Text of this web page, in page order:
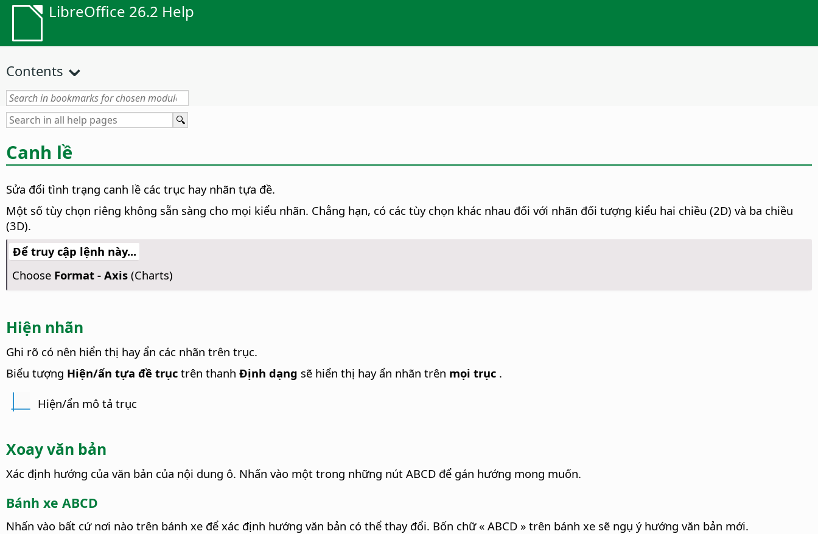
LibreOffice 26.2 Help
Contents
Canh lề
Sửa đổi tình trạng canh lề các trục hay nhãn tựa đề.
Một số tùy chọn riêng không sẵn sàng cho mọi kiểu nhãn. Chẳng hạn, có các tùy chọn khác nhau đối với nhãn đối tượng kiểu hai chiều (2D) và ba chiều
(3D).
Để truy cập lệnh này...
Choose Format - Axis(Charts)
Hiện nhãn
Ghi rõ có nên hiển thị hay ẩn các nhãn trên trục.
Biểu tượng Hiện/ẩn tựa đề trục trên thanh Định dạng sẽ hiển thị hay ẩn nhãn trên mọi trục .
Hiện/ẩn mô tả trục
Xoay văn bản
Xác định hướng của văn bản của nội dung ô. Nhấn vào một trong những nút ABCD để gán hướng mong muốn.
Bánh xe ABCD
Nhấn vào bất cứ nơi nào trên bánh xe để xác định hướng văn bản có thể thay đổi. Bốn chữ « ABCD » trên bánh xe sẽ ngụ ý hướng văn bản mới.